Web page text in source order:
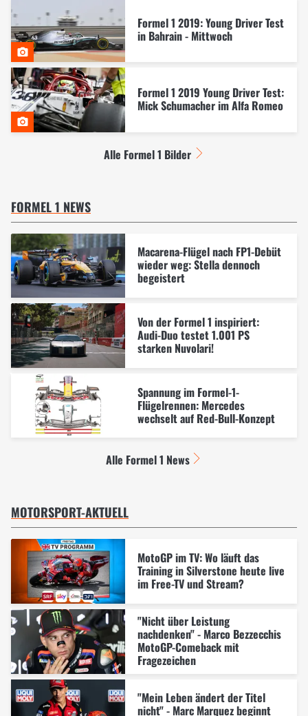
Formel 1 2019: Young Driver Test
in Bahrain - Mittwoch
Formel 1 2019 Young Driver Test:
Mick Schumacher im Alfa Romeo
Alle Formel 1 Bilder
FORMEL 1 NEWS
Macarena-Flügel nach FP1-Debüt
wieder weg: Stella dennoch
begeistert
Von der Formel 1 inspiriert:
Audi-Duo testet 1.001 PS
starken Nuvolari!
Spannung im Formel-1-
Flügelrennen: Mercedes
wechselt auf Red-Bull-Konzept
Alle Formel 1 News
MOTORSPORT-AKTUELL
MotoGP im TV: Wo läuft das
Training in Silverstone heute live
im Free-TV und Stream?
"Nicht über Leistung
nachdenken" - Marco Bezzecchis
MotoGP-Comeback mit
Fragezeichen
"Mein Leben ändert der Titel
nicht" - Marc Marquez beginnt